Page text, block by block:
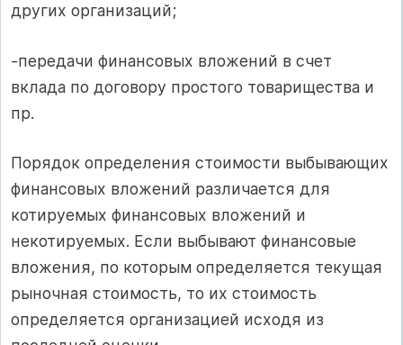
других организаций;
-передачи финансовых вложений в счет
вклада по договору простого товарищества и
пр.
Порядок определения стоимости выбывающих
финансовых вложений различается для
котируемых финансовых вложений и
некотируемых. Если выбывают финансовые
вложения, по которым определяется текущая
рыночная стоимость, то их стоимость
определяется организацией исходя из